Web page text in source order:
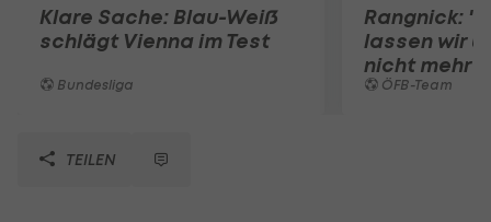
Klare Sache: Blau-Weiß
schlägt Vienna im Test
Bundesliga
Rangnick:
lassen wir
nicht mehr
ÖFB-Team
TEILEN